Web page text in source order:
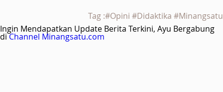
Tag :#Opini #Didaktika #Minangsatu
Ingin Mendapatkan Update Berita Terkini, Ayu Bergabung
diChannel Minangsatu.com